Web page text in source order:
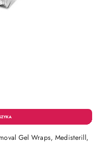
Gel Wraps, Medisterill,